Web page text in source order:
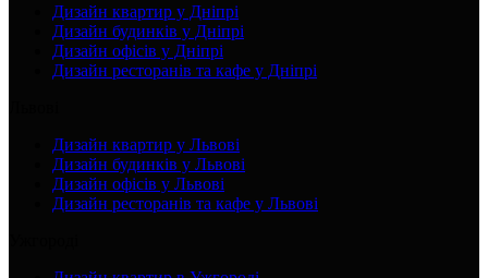
Дизайн квартир у Дніпрі
Дизайн будинків у Дніпрі
Дизайн офісів у Дніпрі
Дизайн ресторанів та кафе у Дніпрі
Дизайн квартир у Львові
Дизайн будинків у Львові
Дизайн офісів у Львові
Дизайн ресторанів та кафе у Львові